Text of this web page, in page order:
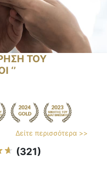
ΤΟΥ
‘’
Δείτε περισσότερα >>
(321)